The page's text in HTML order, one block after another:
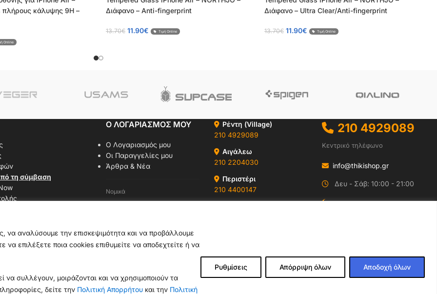
να αναλύσουμε την επισκεψιμότητα και να προβάλλουμε
να επιλέξετε ποια cookies επιθυμείτε να αποδεχτείτε ή να
συλλέγουν, μοιράζονται και να χρησιμοποιούν τα
δείτε την Πολιτική Απορρήτου και την Πολιτική
Ρυθμίσεις Απόρριψη όλων Αποδοχή όλων
πλήρους κάλυψης 9H –
Online
Διάφανο – Anti-fingerprint
13.70€ 11.90€ Τιμή Online
Διάφανο – Ultra Clear/Anti-fingerprint
13.70€ 11.90€ Τιμή Online
τη σύμβαση
Ο ΛΟΓΑΡΙΑΣΜΟΣ ΜΟΥ
Ο Λογαριασμός μου
Οι Παραγγελίες μου
Άρθρα & Νέα
Νομικά
Ρέντη (Village)
210 4929089
Αιγάλεω
210 2204030
Περιστέρι
210 4400147
210 4929089
Κεντρικό τηλέφωνο
info@thikishop.gr
Δευ - Σάβ: 10:00 - 21:00